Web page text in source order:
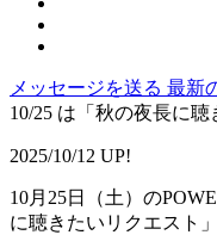
メッセージを送る 最新
10/25 は「秋の夜長に聴
2025/10/12 UP!
10月25日（土）の
に聴きたいリクエスト